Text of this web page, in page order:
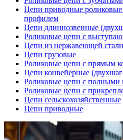
Цепи приводные
профилем
Цепи длиннозвенные
Роликовые цепи с
Цепи из нержавеющей стали
Цепи грузовые
Роликовые цепи с прямым
Цепи конвейерные
Роликовые цепи с полными
Роликовые цепи с
Цепи сельскохозяйственные
Цепи приводные